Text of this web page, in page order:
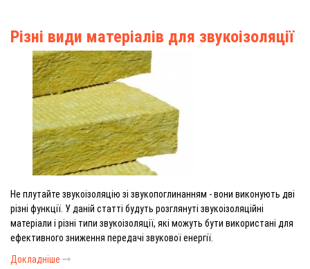
Різні види матеріалів для звукоізоляції
Не плутайте звукоізоляцію зі звукопоглинанням - вони виконують дві
різні функції. У даній статті будуть розглянуті звукоізоляційні
матеріали і різні типи звукоізоляції, які можуть бути використані для
ефективного зниження передачі звукової енергії.
Докладніше